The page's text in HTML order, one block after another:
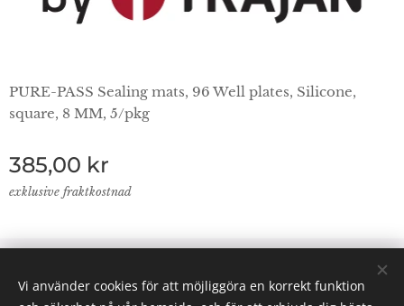
PURE-PASS Sealing mats, 96 Well plates, Silicone,
square, 8 MM, 5/pkg
385,00 kr
exklusive fraktkostnad
© 2024 Lab Supplies Nordic AB, VATnr SE559250124001,
PO BOX 2013, 800 02 Gävle
Vi använder cookies för att möjliggöra en korrekt funktion